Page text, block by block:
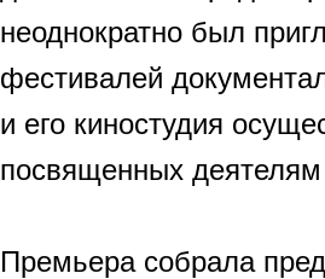
неоднократно был
фестивалей
и его киностудия
посвященных деятелям
Премьера собрала